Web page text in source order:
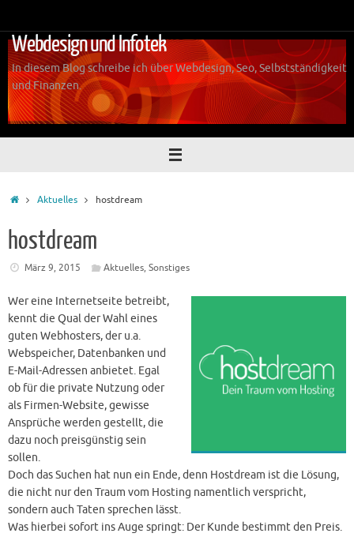
springen
Webdesign und Infotek
In diesem Blog schreibe ich über Webdesign, Seo, Selbstständigkeit
und Finanzen.
StartAktuelles hostdream
hostdream
März 9, 2015 Aktuelles,Sonstiges
Wer eine Internetseite betreibt,
kennt die Qual der Wahl eines
guten Webhosters, der u.a.
Webspeicher, Datenbanken und
E-Mail-Adressen anbietet. Egal
ob für die private Nutzung oder
als Firmen-Website, gewisse
Ansprüche werden gestellt, die
dazu noch preisgünstig sein
sollen.
Doch das Suchen hat nun ein Ende, denn Hostdream ist die Lösung,
die nicht nur den Traum vom Hosting namentlich verspricht,
sondern auch Taten sprechen lässt.
Was hierbei sofort ins Auge springt: Der Kunde bestimmt den Preis.